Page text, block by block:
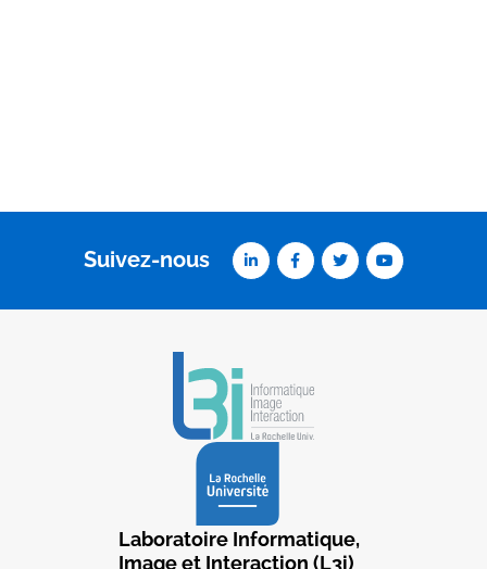
Suivez-nous
Laboratoire Informatique,
Image et Interaction (L3i)